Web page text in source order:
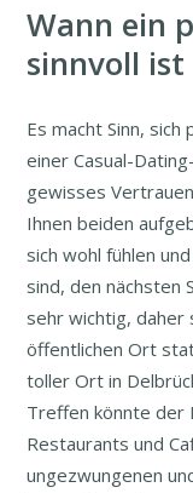
Wann ein
sinnvoll ist
Es macht Sinn,
einer Casual-
gewisses
Ihnen beiden
sich wohl fühlen
sind, den nächsten
sehr wichtig,
öffentlichen Ort
toller Ort in
Treffen könnte der
Restaurants und
ungezwungenen